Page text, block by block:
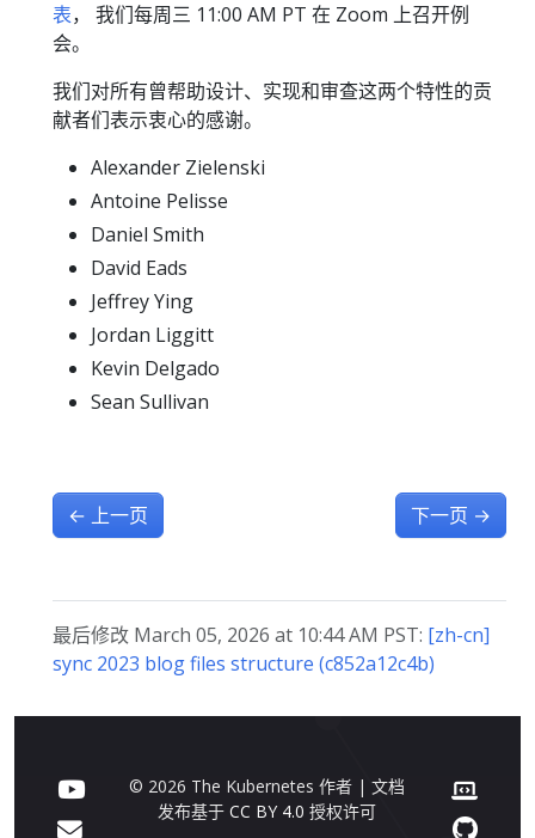
表， 我们每周三 11:00 AM PT 在 Zoom 上召开例
会。
我们对所有曾帮助设计、实现和审查这两个特性的贡
献者们表示衷心的感谢。
Alexander Zielenski
Antoine Pelisse
Daniel Smith
David Eads
Jeffrey Ying
Jordan Liggitt
Kevin Delgado
Sean Sullivan
← 上一页 下一页 →
最后修改 March 05, 2026 at 10:44 AM PST: [zh-cn]
sync 2023 blog files structure (c852a12c4b)
© 2026 The Kubernetes 作者 | 文档
发布基于CC BY 4.0 授权许可